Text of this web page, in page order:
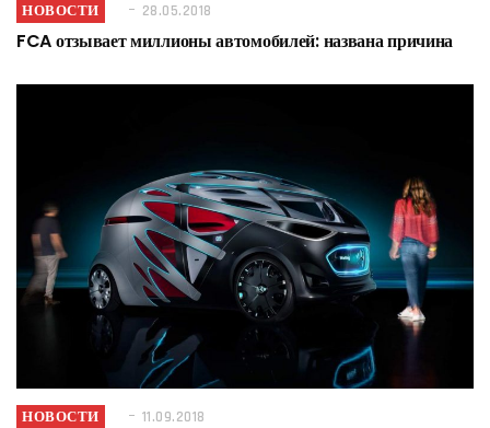
НОВОСТИ 28.05.2018
FCA отзывает миллионы автомобилей: названа причина
НОВОСТИ 11.09.2018